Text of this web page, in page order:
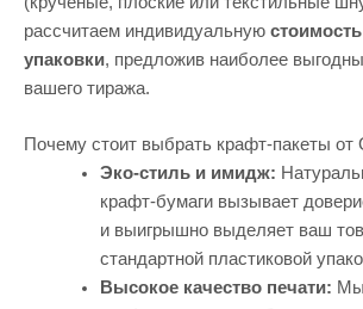
рассчитаем индивидуальную
упаковки, предложив наиболее
вашего тиража.
Почему стоит выбрать крафт-пакеты от
Эко-стиль и имидж:
крафт-бумаги вызывает
и выигрышно выделяет ваш
стандартной пластиковой
Высокое качество печати: